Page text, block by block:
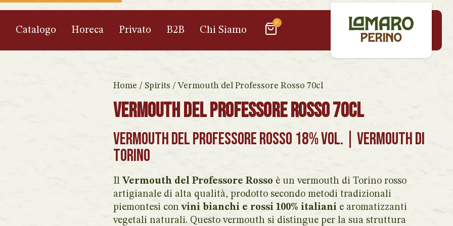
Catalogo Horeca Privato B2B Chi Siamo
0
Home / Spirits / Vermouth del Professore Rosso 70cl
Vermouth del Professore Rosso 70cl
Vermouth del Professore Rosso 18% vol. | Vermouth di
Torino
Il Vermouth del Professore Rosso è un vermouth di Torino rosso
artigianale di alta qualità, prodotto secondo metodi tradizionali
piemontesi convini bianchi e rossi 100% italiani e aromatizzanti
vegetali naturali. Questo vermouth si distingue per la sua struttura